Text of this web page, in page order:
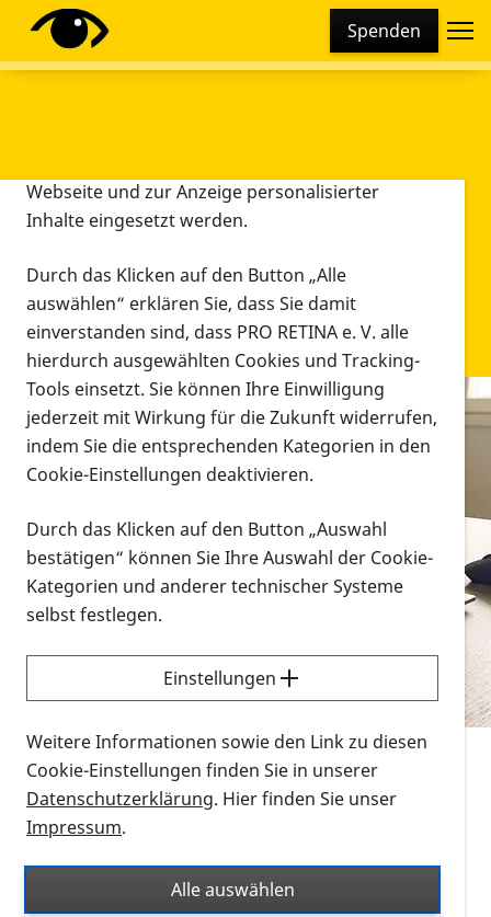
Spenden
Infomaterial
Infomaterial
Vorlesen
Alle Infomaterialien in verschiedenen
Formaten an einem Ort
Sie möchten wissen, wie Sie nach Infonmaterial
suchen und dieses bestellen bzw. herunterladen
können? Schauen Sie sich dieErklärvideos zum
Thema Infomaterial auf der PRO RETINA-Website
für blinde und sehbehinderte Menschen an.
Auf dieser Seite finden Sie sämtliches Infomaterial
Ort. Nutzen Sie den Formatfilter, um ausschließlich
nach Flyern und Broschüren, Audios oder Videos zu
Diese Webseite setzt verschiedene Cookies und
Tracking-Tools ein. Dies beinhaltet Cookies und
Webseite und zur Anzeige personalisierter
Inhalte eingesetzt werden.
Durch das Klicken auf den Button „Alle
auswählen“ erklären Sie, dass Sie damit
einverstanden sind, dass PRO RETINA e. V. alle
hierdurch ausgewählten Cookies und Tracking-
Tools einsetzt. Sie können Ihre Einwilligung
jederzeit mit Wirkung für die Zukunft widerrufen,
indem Sie die entsprechenden Kategorien in den
Cookie-Einstellungen deaktivieren.
Durch das Klicken auf den Button „Auswahl
bestätigen“ können Sie Ihre Auswahl der Cookie-
Kategorien und anderer technischer Systeme
selbst festlegen.
Einstellungen
Weitere Informationen sowie den Link zu diesen
Cookie-Einstellungen finden Sie in unserer
Datenschutzerklärung. Hier finden Sie unser
Impressum.
Alle auswählen